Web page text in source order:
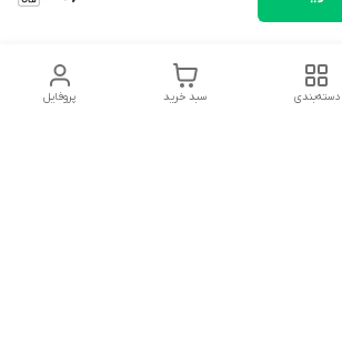
پروفایل سبد خرید دسته‌بندی